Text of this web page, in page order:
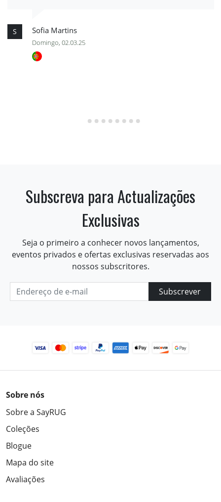
S Sofia Martins
Domingo, 02.03.25
Subscreva para Actualizações
Exclusivas
Seja o primeiro a conhecer novos lançamentos,
eventos privados e ofertas exclusivas reservadas aos
nossos subscritores.
Subscrever
Sobre nós
Sobre a SayRUG
Coleções
Blogue
Mapa do site
Avaliações